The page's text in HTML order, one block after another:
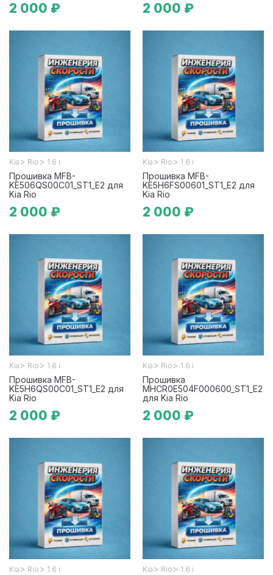
2 000 ₽ 2 000 ₽
Kia > Rio > 1.6 i
Прошивка MFB-
KE506QS00C01_ST1_E2 для
Kia Rio
2 000 ₽
Kia > Rio > 1.6 i
Прошивка MFB-
KE5H6FS00601_ST1_E2 для
Kia Rio
2 000 ₽
Kia > Rio > 1.6 i
Прошивка MFB-
KE5H6QS00C01_ST1_E2 для
Kia Rio
2 000 ₽
Kia > Rio > 1.6 i
Прошивка
MHCR0E504F000600_ST1_E2
для Kia Rio
2 000 ₽
Kia > Rio > 1.6 i Kia > Rio > 1.6 i